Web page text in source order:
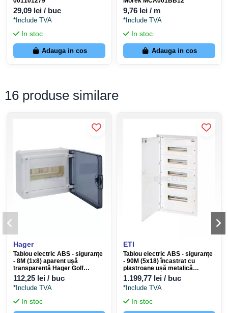
Înălțime 983 mm
Adâncime 120 mm
29,09 lei / buc
*Include TVA
In stoc
Adauga in cos
9,76 lei / m
*Include TVA
In stoc
Adauga in cos
16 produse similare
Hager
Tablou electric ABS - siguranțe
- 8M (1x8) aparent ușă
transparentă Hager Golf
VS108TD
112,25 lei / buc
*Include TVA
In stoc
ETI
Tablou electric ABS - siguranțe
- 90M (5x18) încastrat cu
plastroane ușă metalică
ERP18-5 ETI 001101216
1.199,77 lei / buc
*Include TVA
In stoc